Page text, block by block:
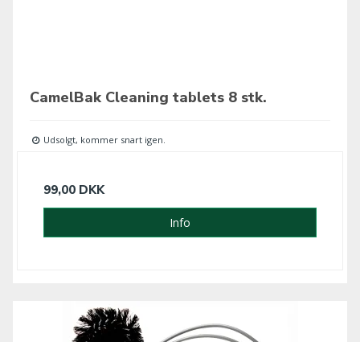
CamelBak Cleaning tablets 8 stk.
Udsolgt, kommer snart igen.
99,00 DKK
Info